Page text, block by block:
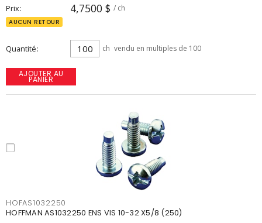
Prix 4,7500 $ / ch
AUCUN RETOUR
Quantité ch vendu en multiples de 100
AJOUTER AU
PANIER
HOFAS1032250
HOFFMAN AS1032250 ENS VIS 10-32 X5/8 (250)